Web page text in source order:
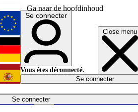
Ga naar de hoofdinhoud
Close menu
Se connecter
Économie
English
Deutsch
Español
Se connecter
Vous êtes déconnecté.
Se connecter